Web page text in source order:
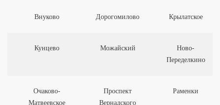
Внуково Дорогомилово Крылатское
Кунцево Можайский
Ново-
Переделкино
Очаково-
Матвеевское
Проспект
Вернадского
Раменки